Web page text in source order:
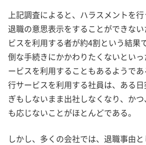
上記調査によると、ハラスメントを
退職の意思表示をすることができな
ビスを利用する者が約4割という結果
倒な手続きにかかわりたくないとい
ービスを利用することもあるようで
行サービスを利用する社員は、ある
ぎもしないまま出社しなくなり、か
も応じないことがほとんどである。
しかし、多くの会社では、退職事由